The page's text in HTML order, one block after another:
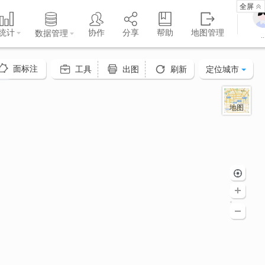
计 数据管理 协作 分享 帮助 地图管理
全屏
地图
面标注 工具 出图 刷新 定位城市